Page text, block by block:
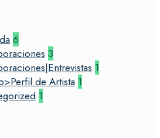
6
3
1
de Artista 1
1